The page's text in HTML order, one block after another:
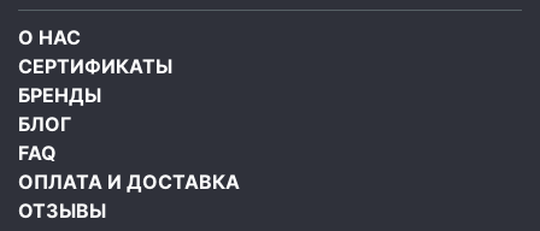
О НАС
СЕРТИФИКАТЫ
БРЕНДЫ
БЛОГ
FAQ
ОПЛАТА И ДОСТАВКА
ОТЗЫВЫ